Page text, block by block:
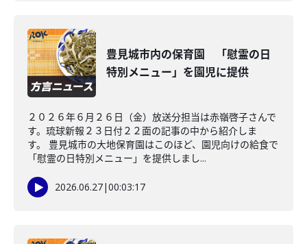
豊見城市内の保育園 「慰霊の日
特別メニュー」を園児に提供
２０２６年６月２６日（金）放送分担当は赤嶺啓子さんで
す。琉球新報２３日付２２面の記事の中から紹介しま
す。 豊見城市の大地保育園はこのほど、園児向けの給食で
「慰霊の日特別メニュー」を提供しまし...
2026.06.27|00:03:17